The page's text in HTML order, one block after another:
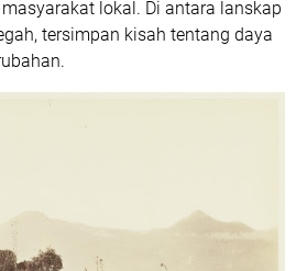
lokal. Di antara lanskap
tersimpan kisah tentang daya